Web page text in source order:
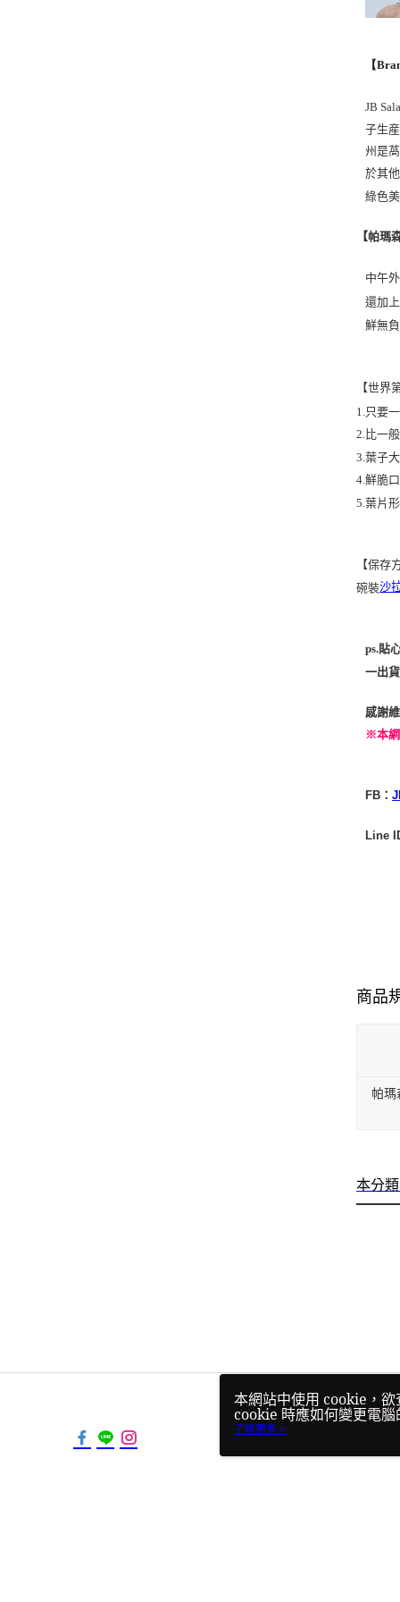
【
JB
子生
州是
於其
綠色
【帕瑪
中午
還加上
鮮無
【世界
1.只要
2.比一般
3.葉子
4.鮮脆
5.葉片
【保存
碗裝沙
ps.貼
一出
感謝
※本網
FB ：
Line
商品
帕瑪
本分
本網站中使用 cookie，
cookie 時應如何變更電
使用本網站即表示您同意
了解更多 >